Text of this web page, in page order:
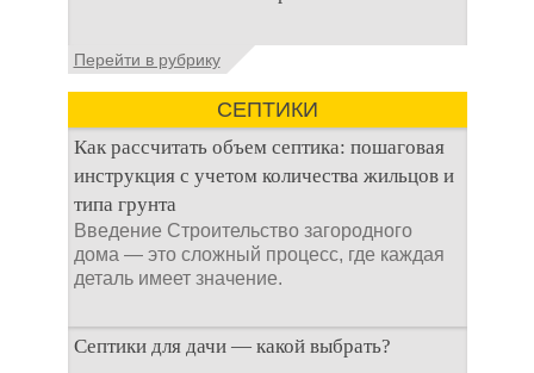
не самым приятным
Общие сведения об
Антисептик для
выгребных ям – это
специальные
Перейти в рубрику
СЕПТИКИ
Как рассчитать объем септика: пошаговая
инструкция с учетом количества жильцов и
типа грунта
Введение Строительство загородного
дома — это сложный процесс, где каждая
деталь имеет значение.
Септики для дачи — какой выбрать?